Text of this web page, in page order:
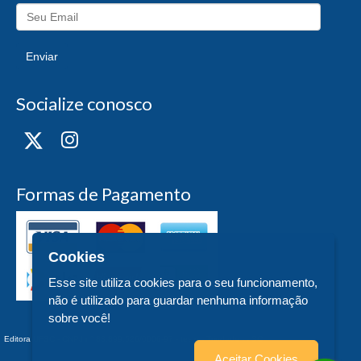
Enviar
Socialize conosco
Formas de Pagamento
Editora UFSC - CNPJ n° 83.899.526/0006-97 - teste - Trindade - - SC
Cookies
Esse site utiliza cookies para o seu funcionamento,
não é utilizado para guardar nenhuma informação
sobre você!